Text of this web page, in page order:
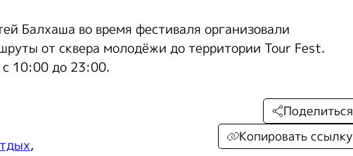
Балхаша во время фестиваля организовали
от сквера молодёжи до территории Tour Fest.
с 10:00 до 23:00.
,
Поделиться
Копировать ссылку